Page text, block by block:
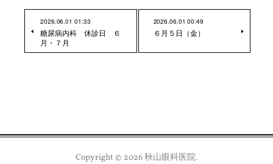
2026.06.01 01:33
糖尿病内科 休診日 ６
月・７月
2026.06.01 00:49
６月５日（金）
Copyright © 2026秋山眼科医院.